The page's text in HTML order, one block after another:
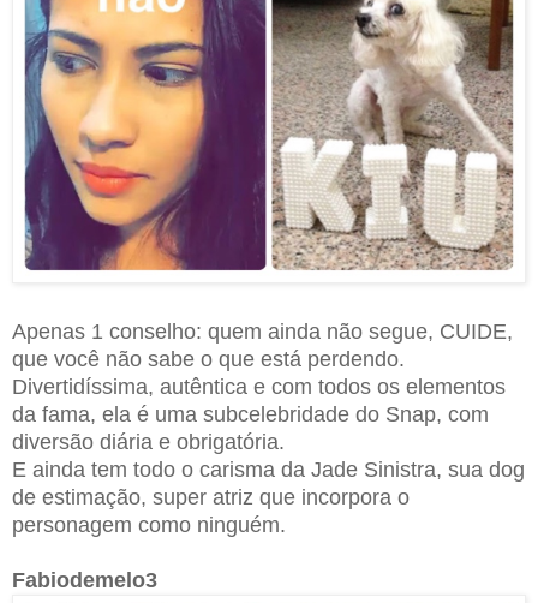
Apenas 1 conselho: quem ainda não segue, CUIDE,
que você não sabe o que está perdendo.
Divertidíssima, autêntica e com todos os elementos
da fama, ela é uma subcelebridade do Snap, com
diversão diária e obrigatória.
E ainda tem todo o carisma da Jade Sinistra, sua dog
de estimação, super atriz que incorpora o
personagem como ninguém.
Fabiodemelo3